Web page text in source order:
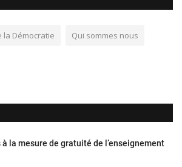
la Démocratie Qui sommes nous
la mesure de gratuité de l’enseignement